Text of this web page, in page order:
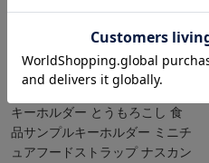
キーホルダー とうもろこし 食
品サンプルキーホルダー ミニチ
ュアフードストラップ ナスカン